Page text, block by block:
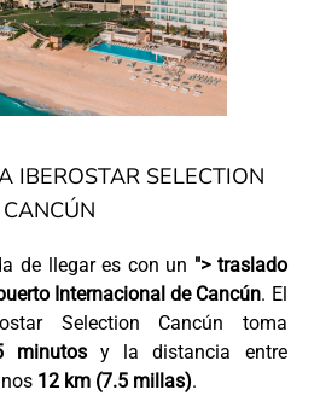
IBEROSTAR SELECTION
CANCÚN
de llegar es con un "> traslado
Internacional de Cancún. El
Selection Cancún toma
minutosy la distancia entre
12 km (7.5 millas).